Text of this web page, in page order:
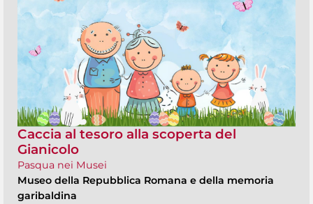
Caccia al tesoro alla scoperta del
Gianicolo
Pasqua nei Musei
Museo della Repubblica Romana e della memoria
garibaldina